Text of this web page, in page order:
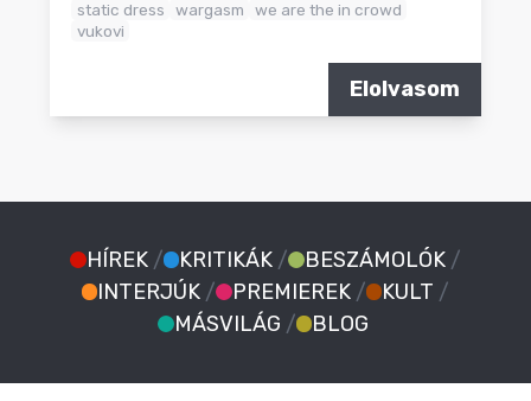
static dress
wargasm
we are the in crowd
vukovi
Elolvasom
HÍREK / KRITIKÁK / BESZÁMOLÓK /
INTERJÚK / PREMIEREK / KULT /
MÁSVILÁG / BLOG